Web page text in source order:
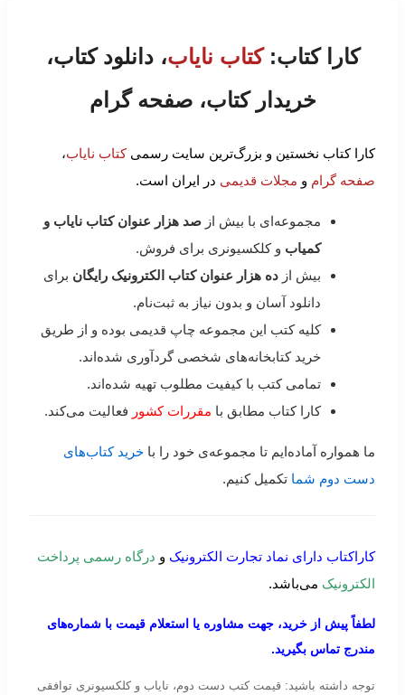
کارا کتاب:کتاب نایاب، دانلود کتاب،
خریدار کتاب، صفحه گرام
کارا کتاب نخستین و بزرگ‌ترین سایت رسمیکتاب نایاب،
صفحه گرام و مجلات قدیمی در ایران است.
مجموعه‌ای با بیش از صد هزار عنوان کتاب نایاب و
کمیاب و کلکسیونری برای فروش.
بیش از ده هزار عنوان کتاب الکترونیک رایگان برای
دانلود آسان و بدون نیاز به ثبت‌نام.
کلیه کتب این مجموعه چاپ قدیمی بوده و از طریق
خرید کتابخانه‌های شخصی گردآوری شده‌اند.
تمامی کتب با کیفیت مطلوب تهیه شده‌اند.
کارا کتاب مطابق با مقررات کشور فعالیت می‌کند.
ما همواره آماده‌ایم تا مجموعه‌ی خود را با خرید کتاب‌های
دست دوم شما تکمیل کنیم.
کاراکتاب دارای نماد تجارت الکترونیک و درگاه رسمی پرداخت
الکترونیک می‌باشد.
لطفاً پیش از خرید، جهت مشاوره یا استعلام قیمت با شماره‌های
مندرج تماس بگیرید.
توجه داشته باشید: قیمت کتب دست دوم، نایاب و کلکسیونری توافقی